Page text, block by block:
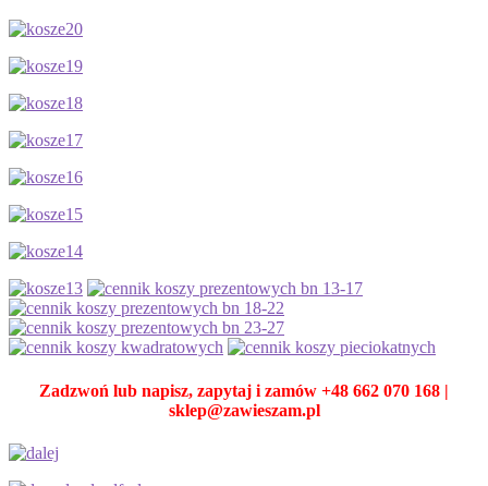
Zadzwoń lub napisz, zapytaj i zamów +48 662 070 168 |
sklep@zawieszam.pl